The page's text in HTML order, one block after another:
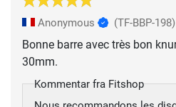
Anonymous (TF-BBP-198)
Bonne barre avec très bon
30mm.
Kommentar fra Fitshop